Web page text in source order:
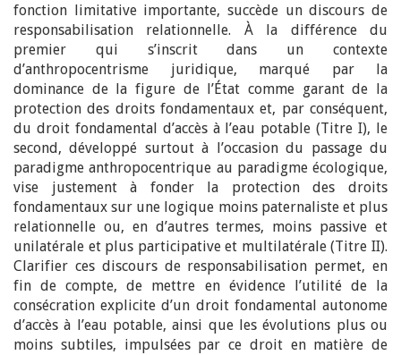
fonction limitative importante, succède un discours de
responsabilisation relationnelle. À la différence du
premier qui s’inscrit dans un contexte
d’anthropocentrisme juridique, marqué par la
dominance de la figure de l’État comme garant de la
protection des droits fondamentaux et, par conséquent,
du droit fondamental d’accès à l’eau potable (Titre I), le
second, développé surtout à l’occasion du passage du
paradigme anthropocentrique au paradigme écologique,
vise justement à fonder la protection des droits
fondamentaux sur une logique moins paternaliste et plus
relationnelle ou, en d’autres termes, moins passive et
unilatérale et plus participative et multilatérale (Titre II).
Clarifier ces discours de responsabilisation permet, en
fin de compte, de mettre en évidence l’utilité de la
consécration explicite d’un droit fondamental autonome
d’accès à l’eau potable, ainsi que les évolutions plus ou
moins subtiles, impulsées par ce droit en matière de